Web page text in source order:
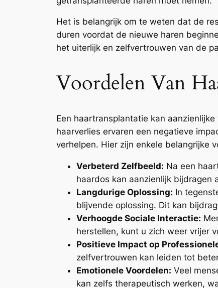
Het is belangrijk om te weten dat de
duren voordat de nieuwe haren
het uiterlijk en zelfvertrouwen van de
Voordelen Van
Een haartransplantatie kan
haarverlies ervaren een negatieve
verhelpen. Hier zijn enkele belangrijke
Verbeterd Zelfbeeld: Na een
haardos kan aanzienlijk bijdragen
Langdurige Oplossing: In
blijvende oplossing. Dit kan
Verhoogde Sociale Interactie:
herstellen, kunt u zich weer vrijer
Positieve Impact op
zelfvertrouwen kan leiden tot
Emotionele Voordelen: Veel
kan zelfs therapeutisch werken,